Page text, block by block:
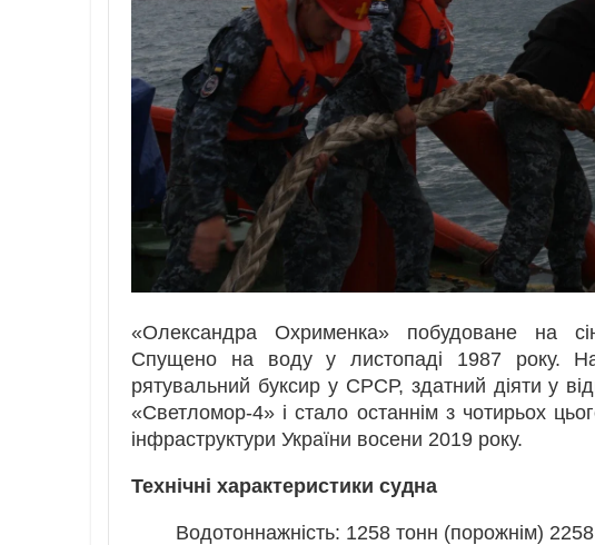
«Олександра Охрименка» побудоване на
Спущено на воду у листопаді 1987 року.
рятувальний буксир у СРСР, здатний діяти у
«Светломор-4» і стало останнім з чотирьох
інфраструктури України восени 2019 року.
Технічні характеристики судна
Водотоннажність: 1258 тонн (порожнім)